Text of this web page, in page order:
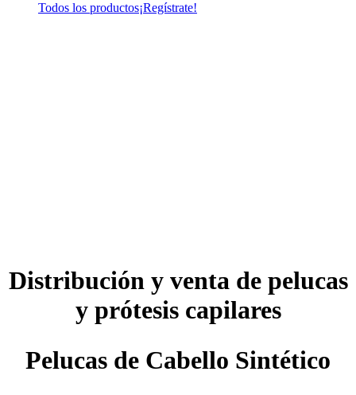
Todos los productos¡Regístrate!
Distribución y venta de pelucas
y prótesis capilares
Pelucas de Cabello Sintético